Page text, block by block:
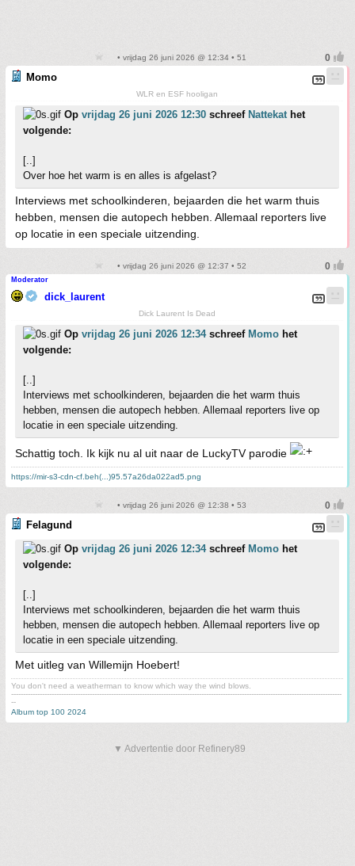
• vrijdag 26 juni 2026 @ 12:34 • 51
Momo
WLR en ESF hooligan
Op vrijdag 26 juni 2026 12:30 schreef Nattekathet
volgende:
[..]
Over hoe het warm is en alles is afgelast?
Interviews met schoolkinderen, bejaarden die het warm thuis
hebben, mensen die autopech hebben. Allemaal reporters live
op locatie in een speciale uitzending.
• vrijdag 26 juni 2026 @ 12:37 • 52
Moderator
dick_laurent
Dick Laurent Is Dead
Op vrijdag 26 juni 2026 12:34schreef Momo het
volgende:
[..]
Interviews met schoolkinderen, bejaarden die het warm thuis
hebben, mensen die autopech hebben. Allemaal reporters live op
locatie in een speciale uitzending.
Schattig toch. Ik kijk nu al uit naar de LuckyTV parodie
https://mir-s3-cdn-cf.beh(...)95.57a26da022ad5.png
• vrijdag 26 juni 2026 @ 12:38 • 53
Felagund
Op vrijdag 26 juni 2026 12:34schreef Momo het
volgende:
[..]
Interviews met schoolkinderen, bejaarden die het warm thuis
hebben, mensen die autopech hebben. Allemaal reporters live op
locatie in een speciale uitzending.
Met uitleg van Willemijn Hoebert!
You don't need a weatherman to know which way the wind blows.
-------------------------------------------------------------------------------------------------------------------------------------------
--
Album top 100 2024
▼ Advertentie door Refinery89